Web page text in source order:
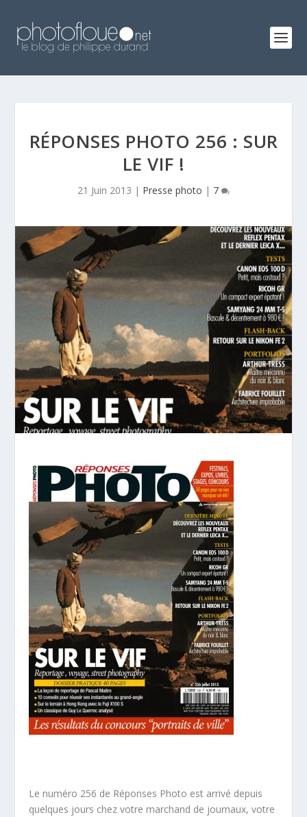
RÉPONSES PHOTO 256 : SUR
LE VIF !
21 Juin 2013 | Presse photo | 7
Le numéro 256 de Réponses Photo est arrivé depuis
quelques jours chez votre marchand de journaux, votre